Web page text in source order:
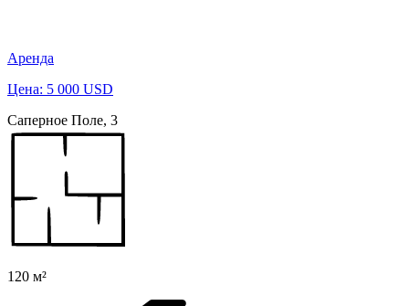
Аренда
Цена: 5 000 USD
Саперное Поле, 3
120 м²